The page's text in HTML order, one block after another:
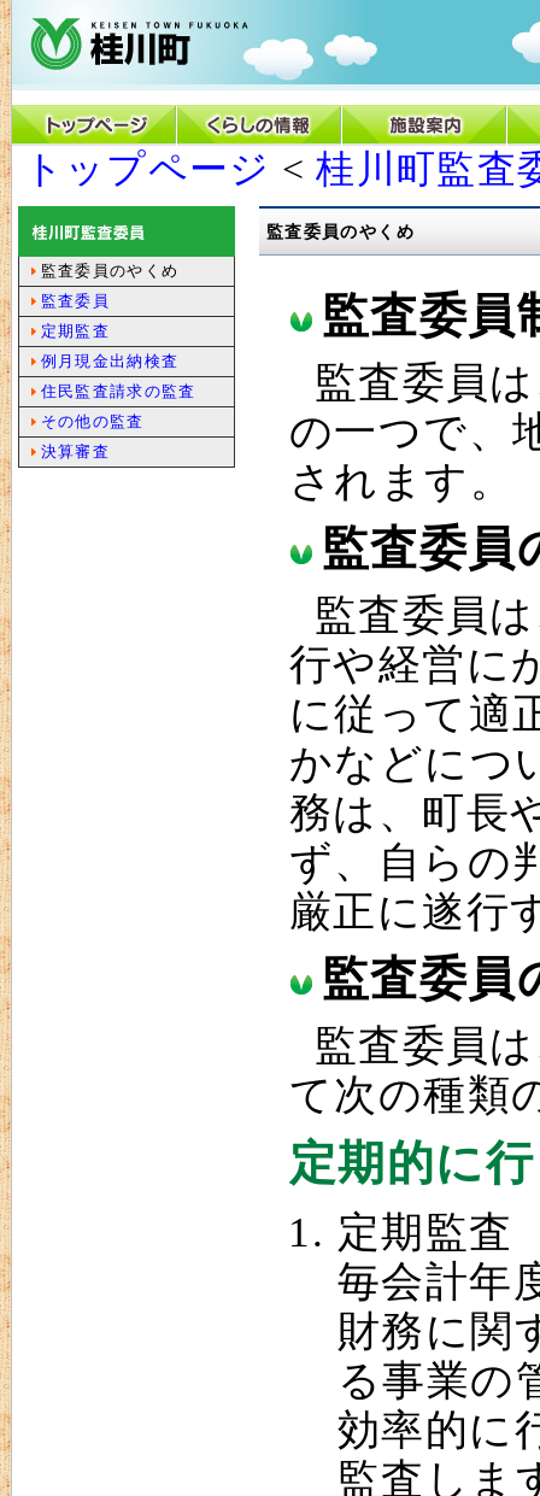
トップページ <桂川町監査
監査委員のやくめ
監査委員
監査委員
の一つで、
されます。
監査委員
監査委員
行や経営に
に従って適
かなどにつ
務は、町長
ず、自らの
厳正に遂行
監査委員
監査委員
て次の種類
定期的に
定期監査
毎会計年
財務に関
る事業の
効率的に
監査しま
監査委員のやくめ
監査委員
定期監査
例月現金出納検査
住民監査請求の監査
その他の監査
決算審査